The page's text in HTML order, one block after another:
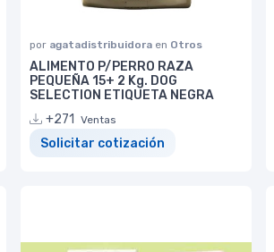
por agatadistribuidora en Otros
ALIMENTO P/PERRO RAZA
PEQUEÑA 15+ 2 Kg. DOG
SELECTION ETIQUETA NEGRA
+271
Ventas
Solicitar cotización